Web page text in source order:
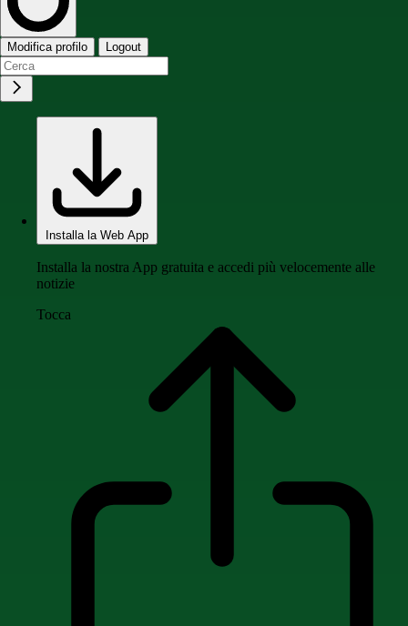
Modifica profilo Logout
Installa la Web App
Installa la nostra App gratuita e accedi più velocemente alle
notizie
Tocca